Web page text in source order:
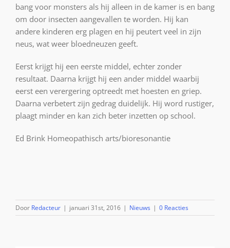
bang voor monsters als hij alleen in de kamer is en bang
om door insecten aangevallen te worden. Hij kan
andere kinderen erg plagen en hij peutert veel in zijn
neus, wat weer bloedneuzen geeft.
Eerst krijgt hij een eerste middel, echter zonder
resultaat. Daarna krijgt hij een ander middel waarbij
eerst een verergering optreedt met hoesten en griep.
Daarna verbetert zijn gedrag duidelijk. Hij word rustiger,
plaagt minder en kan zich beter inzetten op school.
Ed Brink Homeopathisch arts/bioresonantie
Door Redacteur | januari 31st, 2016 | Nieuws | 0 Reacties